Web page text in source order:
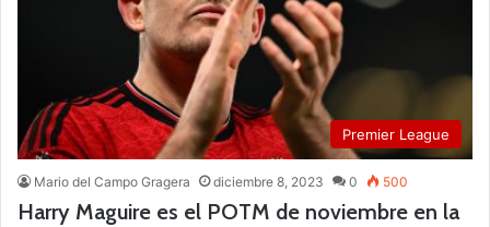
Premier League
Mario del Campo Gragera diciembre 8, 2023 0 500
Harry Maguire es el POTM de noviembre en la